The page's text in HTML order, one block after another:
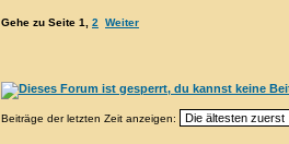
Gehe zu Seite 1 2 Weiter
Beiträge der letzten Zeit anzeigen: